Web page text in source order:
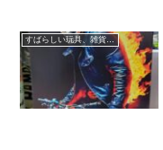
すばらしい玩具、雑貨レビュー